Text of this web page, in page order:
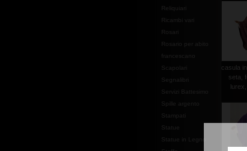
Reliquiari
Ricambi vari
Rosari
Rosario per abito
francescano
Scapolari
Segnalibri
Servizi Battesimo
Spille argento
Stampati
Statue
Statue in Legno
casula
seta,
lurex,